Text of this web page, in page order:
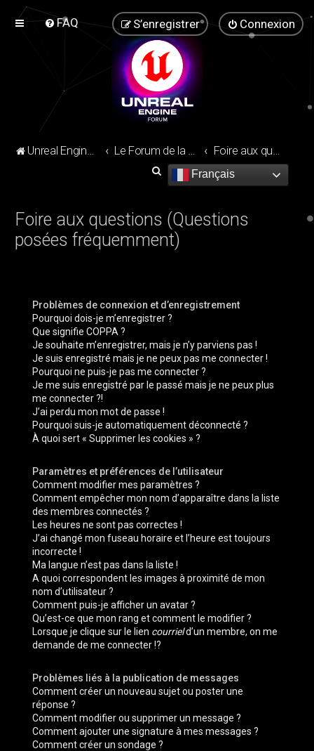
FAQ Connexion
S’enregistrer
Unreal Engine Forum Le Forum de la communauté Unreal Engine ! Foire aux questions (Questions posées fréquemment)
Français
R
e
h
e
h
r
Foire aux questions (Questions
posées fréquemment)
Problèmes de connexion et d’enregistrement
Pourquoi dois-je m’enregistrer ?
Que signifie COPPA ?
Je souhaite m’enregistrer, mais je n’y parviens pas !
Je suis enregistré mais je ne peux pas me connecter !
Pourquoi ne puis-je pas me connecter ?
Je me suis enregistré par le passé mais je ne peux plus
me connecter ?!
J’ai perdu mon mot de passe !
Pourquoi suis-je automatiquement déconnecté ?
À quoi sert « Supprimer les cookies » ?
Paramètres et préférences de l’utilisateur
Comment modifier mes paramètres ?
Comment empêcher mon nom d’apparaître dans la liste
des membres connectés ?
Les heures ne sont pas correctes !
J’ai changé mon fuseau horaire et l’heure est toujours
incorrecte !
Ma langue n’est pas dans la liste !
A quoi correspondent les images à proximité de mon
nom d’utilisateur ?
Comment puis-je afficher un avatar ?
Qu’est-ce que mon rang et comment le modifier ?
Lorsque je clique sur le lien courrield’un membre, on me
demande de me connecter !?
Problèmes liés à la publication de messages
Comment créer un nouveau sujet ou poster une
réponse ?
Comment modifier ou supprimer un message ?
Comment ajouter une signature à mes messages ?
Comment créer un sondage ?